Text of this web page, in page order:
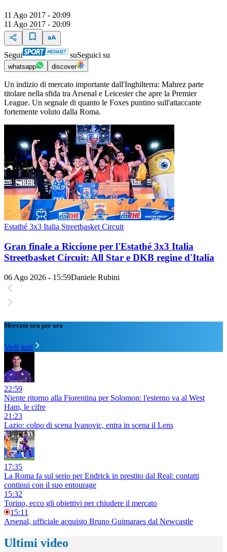
11 Ago 2017 - 20:09
11 Ago 2017 - 20:09
Segui suSeguici su
whatsapp discover
Un indizio di mercato importante dall'Inghilterra: Mahrez parte
titolare nella sfida tra Arsenal e Leicester che apre la Premier
League. Un segnale di quanto le Foxes puntino sull'attaccante
fortemente voluto dalla Roma.
Estathé 3x3 Italia Streetbasket Circuit
Gran finale a Riccione per l'Estathé 3x3 Italia
Streetbasket Circuit: All Star e DKB regine d'Italia
06 Ago 2026 - 15:59Daniele Rubini
Mercato ora per ora
Vedi tutti
22:59
Niente ritorno alla Fiorentina per Solomon: l'esterno va al West
Ham, le cifre
21:23
Lazio: colpo di scena Ivanovic, entra in scena il Lens
17:35
La Roma fa sul serio per Endrick in prestito dal Real: contatti
continui con il suo entourage
15:32
Torino, ecco gli obiettivi per chiudere il mercato
15:11
Arsenal, ufficiale acquisto Bruno Guimaraes dal Newcastle
Ultimi video